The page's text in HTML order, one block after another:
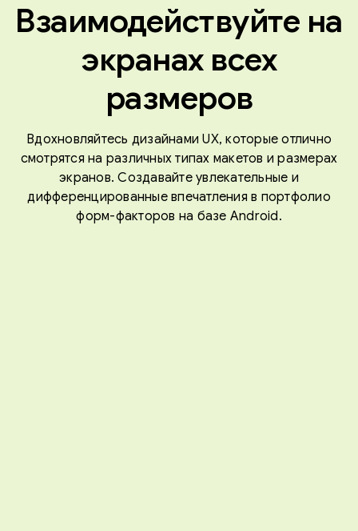
Взаимодействуйте на
экранах всех
размеров
Вдохновляйтесь дизайнами UX, которые отлично
смотрятся на различных типах макетов и размерах
экранов. Создавайте увлекательные и
дифференцированные впечатления в портфолио
форм-факторов на базе Android.